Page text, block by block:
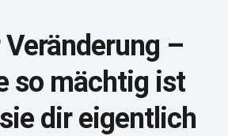
–
so mächtig ist
dir eigentlich